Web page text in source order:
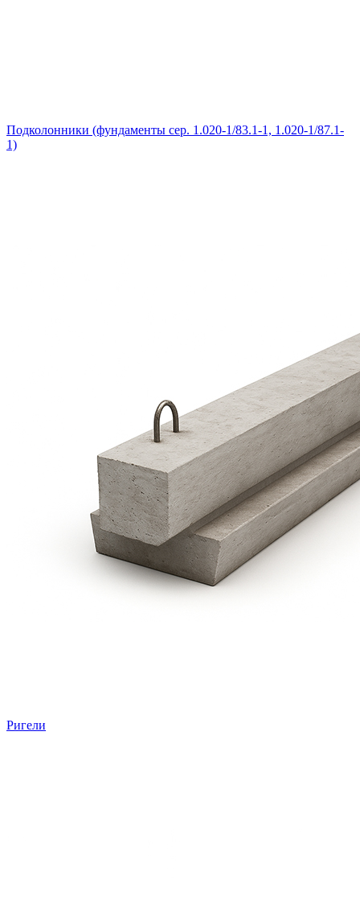
Подколонники (фундаменты сер. 1.020-1/83.1-1, 1.020-1/87.1-
1)
Ригели